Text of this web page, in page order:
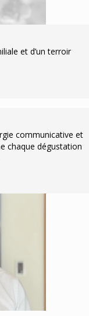
et d’un terroir
communicative et
chaque dégustation